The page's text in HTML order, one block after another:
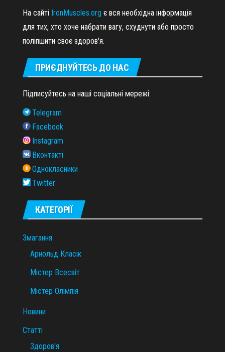
На сайті IronMuscles.org є вся необхідна інформація
для тих, хто хоче набрати вагу, схуднути або просто
поліпшити своє здоров'я.
ПРИЄДНУЙТЕСЬ ДО НАС
Підписуйтесь на наші соціальні мережі:
Telegram
Facebook
Instagram
Вконтакті
Однокласники
Twitter
КАТЕГОРІЇ
Змагання
Арнольд Класік
Містер Всесвіт
Містер Олімпія
Новини
Статті
Здоров'я